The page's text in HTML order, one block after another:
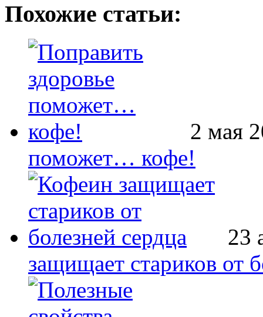
Похожие статьи:
2 мая
поможет… кофе!
23
защищает стариков от